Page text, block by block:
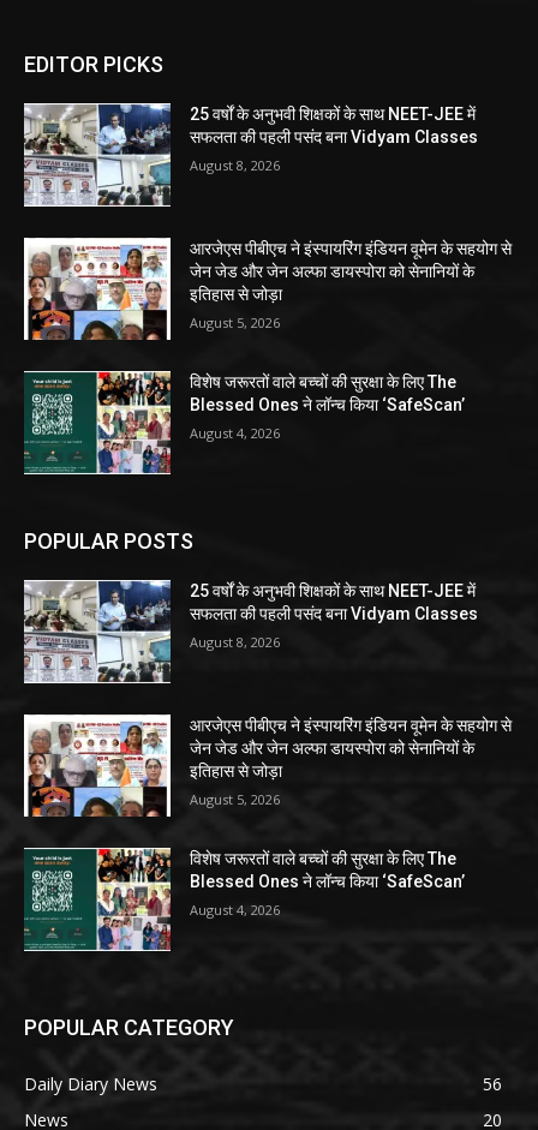
EDITOR PICKS
25 वर्षों के अनुभवी शिक्षकों के साथ NEET-JEE में
सफलता की पहली पसंद बना Vidyam Classes
August 8, 2026
आरजेएस पीबीएच ने इंस्पायरिंग इंडियन वूमेन के सहयोग से
जेन जेड और जेन अल्फा डायस्पोरा को सेनानियों के
इतिहास से जोड़ा
August 5, 2026
विशेष जरूरतों वाले बच्चों की सुरक्षा के लिए The
Blessed Ones ने लॉन्च किया ‘SafeScan’
August 4, 2026
POPULAR POSTS
25 वर्षों के अनुभवी शिक्षकों के साथ NEET-JEE में
सफलता की पहली पसंद बना Vidyam Classes
August 8, 2026
आरजेएस पीबीएच ने इंस्पायरिंग इंडियन वूमेन के सहयोग से
जेन जेड और जेन अल्फा डायस्पोरा को सेनानियों के
इतिहास से जोड़ा
August 5, 2026
विशेष जरूरतों वाले बच्चों की सुरक्षा के लिए The
Blessed Ones ने लॉन्च किया ‘SafeScan’
August 4, 2026
POPULAR CATEGORY
Daily Diary News
56
News
20